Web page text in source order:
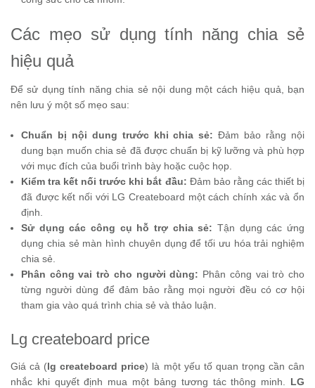
Các mẹo sử dụng tính năng chia sẻ
hiệu quả
Để sử dụng tính năng chia sẻ nội dung một cách hiệu quả, bạn
nên lưu ý một số mẹo sau:
Chuẩn bị nội dung trước khi chia sẻ: Đảm bảo rằng nội
dung bạn muốn chia sẻ đã được chuẩn bị kỹ lưỡng và phù hợp
với mục đích của buổi trình bày hoặc cuộc họp.
Kiểm tra kết nối trước khi bắt đầu: Đảm bảo rằng các thiết bị
đã được kết nối với LG Createboard một cách chính xác và ổn
định.
Sử dụng các công cụ hỗ trợ chia sẻ: Tận dụng các ứng
dụng chia sẻ màn hình chuyên dụng để tối ưu hóa trải nghiệm
chia sẻ.
Phân công vai trò cho người dùng: Phân công vai trò cho
từng người dùng để đảm bảo rằng mọi người đều có cơ hội
tham gia vào quá trình chia sẻ và thảo luận.
Lg createboard price
Giá cả (lg createboard price) là một yếu tố quan trọng cần cân
nhắc khi quyết định mua một bảng tương tác thông minh. LG